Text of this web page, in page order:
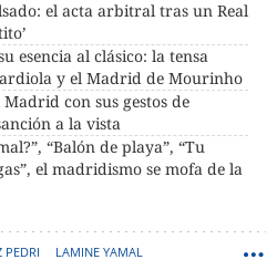
el acta arbitral tras un Real
esencia al clásico: la tensa
y el Madrid de Mourinho
con sus gestos de
a la vista
“Balón de playa”, “Tu
el madridismo se mofa de la
PEDRI LAMINE YAMAL